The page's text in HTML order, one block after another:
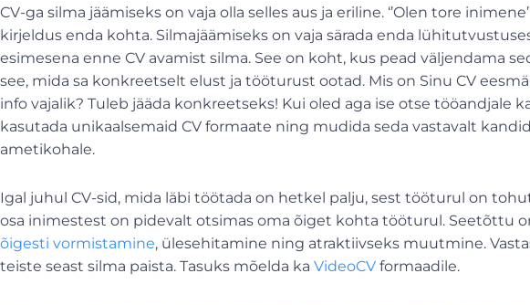
CV-ga silma jäämiseks on vaja olla selles aus ja eriline. ‘’Olen tore
kirjeldus enda kohta. Silmajäämiseks on vaja särada enda
esimesena enne CV avamist silma. See on koht, kus pead väljendama
see, mida sa konkreetselt elust ja tööturust ootad. Mis on Sinu CV
info vajalik? Tuleb jääda konkreetseks! Kui oled aga ise otse tööandjale
kasutada unikaalsemaid CV formaate ning mudida seda vastavalt
ametikohale.
Igal juhul CV-sid, mida läbi töötada on hetkel palju, sest tööturul on
osa inimestest on pidevalt otsimas oma õiget kohta tööturul. Seetõttu
õigesti vormistamine, ülesehitamine ning atraktiivseks muutmine.
teiste seast silma paista. Tasuks mõelda ka VideoCV formaadile.